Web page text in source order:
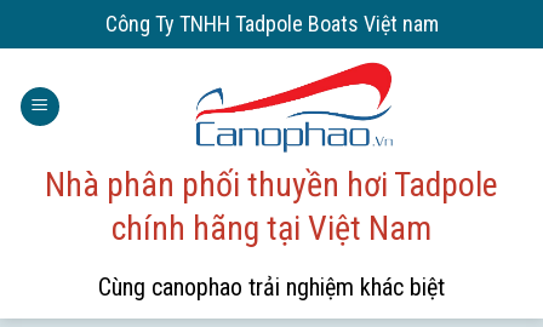
to
Công Ty TNHH Tadpole Boats Việt nam
Nhà phân phối thuyền hơi Tadpole
chính hãng tại Việt Nam
Cùng canophao trải nghiệm khác biệt